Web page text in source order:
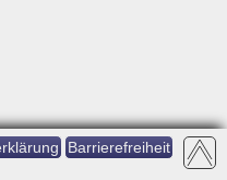
Barrierefreiheit